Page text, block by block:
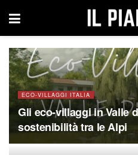
ECO-VILLAGGI ITALIA
Gli eco-villaggi in Valle
sostenibilità tra le Alpi